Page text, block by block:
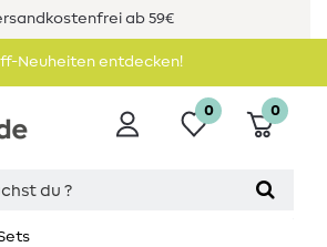
ab 59€
Neuheiten entdecken!
0 0